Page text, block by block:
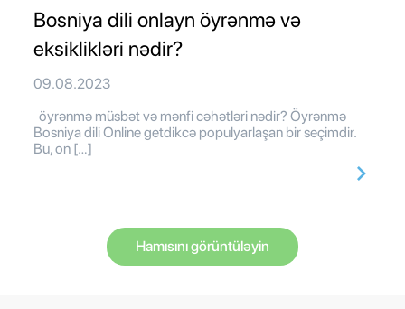
Bosniya dili onlayn öyrənmə və
eksiklikləri nədir?
09.08.2023
öyrənmə müsbət və mənfi cəhətləri nədir? Öyrənmə
Bosniya dili Online getdikcə populyarlaşan bir seçimdir.
Bu, on […]
Hamısını görüntüləyin